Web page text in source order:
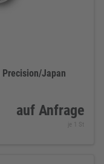
Precision/Japan
auf Anfrage
je 1 St